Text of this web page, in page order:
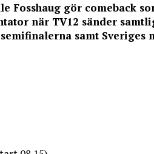
Fosshaug gör comeback
när TV12 sänder
samt Sveriges